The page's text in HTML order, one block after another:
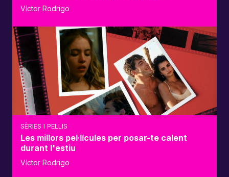
Víctor Rodrigo
SÈRIES I PEL·LIS
Les millors pel·lícules per posar-te calent
durant l'estiu
Víctor Rodrigo